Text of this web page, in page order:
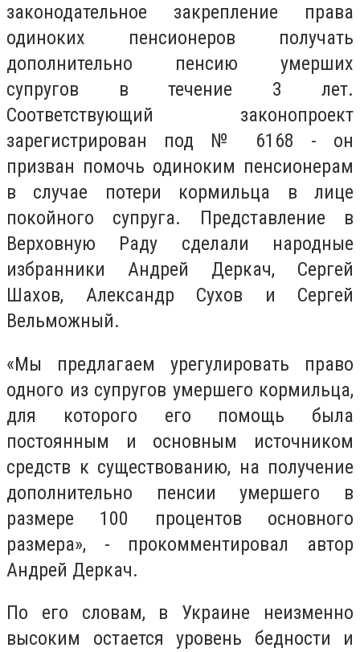
законодательное закрепление права
одиноких пенсионеров получать
дополнительно пенсию умерших
супругов в течение 3 лет.
Соответствующий законопроект
зарегистрирован под № 6168 - он
призван помочь одиноким пенсионерам
в случае потери кормильца в лице
покойного супруга. Представление в
Верховную Раду сделали народные
избранники Андрей Деркач, Сергей
Шахов, Александр Сухов и Сергей
Вельможный.
«Мы предлагаем урегулировать право
одного из супругов умершего кормильца,
для которого его помощь была
постоянным и основным источником
средств к существованию, на получение
дополнительно пенсии умершего в
размере 100 процентов основного
размера», - прокомментировал автор
Андрей Деркач.
По его словам, в Украине неизменно
высоким остается уровень бедности и